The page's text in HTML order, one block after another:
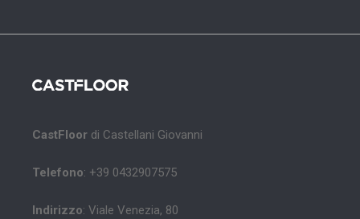
CastFloor di Castellani Giovanni
Telefono: +39 0432907575
Indirizzo: Viale Venezia, 80